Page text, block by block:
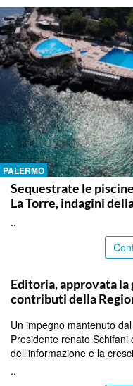
PALERMO
Sequestrate le
La Torre, indagini
..
Editoria, approvata
contributi della
Un impegno mantenuto
Presidente renato Schifani
dell’informazione e la
..